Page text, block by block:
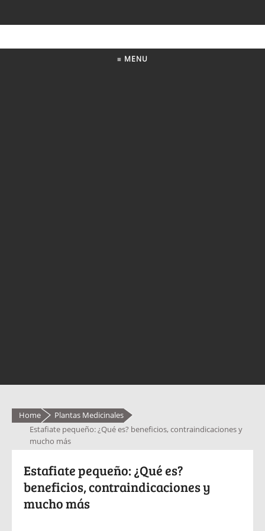
≡ MENU
Home
Plantas Medicinales
Estafiate pequeño: ¿Qué es? beneficios, contraindicaciones y
mucho más
Estafiate pequeño: ¿Qué es?
beneficios, contraindicaciones y
mucho más